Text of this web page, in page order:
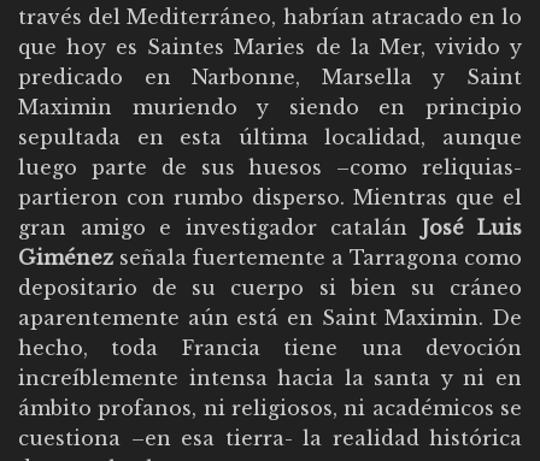
través del Mediterráneo, habrían atracado en lo
que hoy es Saintes Maries de la Mer, vivido y
predicado en Narbonne, Marsella y Saint
Maximin muriendo y siendo en principio
sepultada en esta última localidad, aunque
luego parte de sus huesos –como reliquias-
partieron con rumbo disperso. Mientras que el
gran amigo e investigador catalán José Luis
Giménez señala fuertemente a Tarragona como
depositario de su cuerpo si bien su cráneo
aparentemente aún está en Saint Maximin. De
hecho, toda Francia tiene una devoción
increíblemente intensa hacia la santa y ni en
ámbito profanos, ni religiosos, ni académicos se
cuestiona –en esa tierra- la realidad histórica